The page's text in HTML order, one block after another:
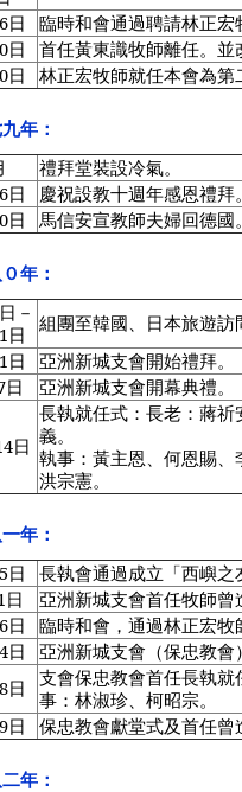
日
臨時和會通過聘請林正宏
日
首任黃東識牧師離任。並
日 林正宏牧師就任本會為第
年：
禮拜堂裝設冷氣。
日
慶祝設教十週年感恩禮拜
日 馬信安宣教師夫婦回德國。
年：
－
日
組團至韓國、日本旅遊訪
日
亞洲新城支會開始禮拜。
日 亞洲新城支會開幕典禮。
日
長執就任式：長老：蔣
義。
執事：黃主恩、何恩賜、
洪宗憲。
年：
日
長執會通過成立「西嶼之
日
亞洲新城支會首任牧師曾
日
臨時和會，通過林正宏牧
日
亞洲新城支會（保忠教會
日
支會保忠教會首任長執
事：林淑珍、柯昭宗。
日 保忠教會獻堂式及首任曾
年：